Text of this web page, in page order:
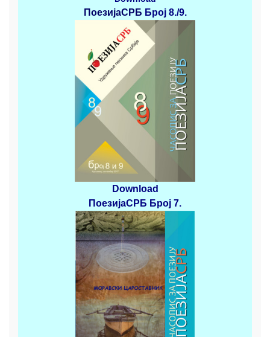
ПоезијаСРБ Број 8./9.
Download
ПоезијаСРБ Број 7.